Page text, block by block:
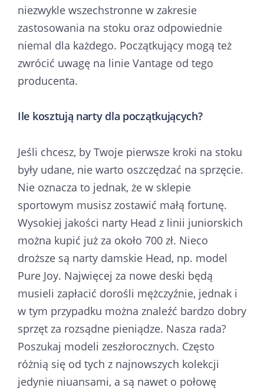
niezwykle wszechstronne w zakresie
zastosowania na stoku oraz odpowiednie
niemal dla każdego. Początkujący mogą też
zwrócić uwagę na linie Vantage od tego
producenta.
Ile kosztują narty dla początkujących?
Jeśli chcesz, by Twoje pierwsze kroki na stoku
były udane, nie warto oszczędzać na sprzęcie.
Nie oznacza to jednak, że w sklepie
sportowym musisz zostawić małą fortunę.
Wysokiej jakości narty Head z linii juniorskich
można kupić już za około 700 zł. Nieco
droższe są narty damskie Head, np. model
Pure Joy. Najwięcej za nowe deski będą
musieli zapłacić dorośli mężczyźnie, jednak i
w tym przypadku można znaleźć bardzo dobry
sprzęt za rozsądne pieniądze. Nasza rada?
Poszukaj modeli zeszłorocznych. Często
różnią się od tych z najnowszych kolekcji
jedynie niuansami, a są nawet o połowę